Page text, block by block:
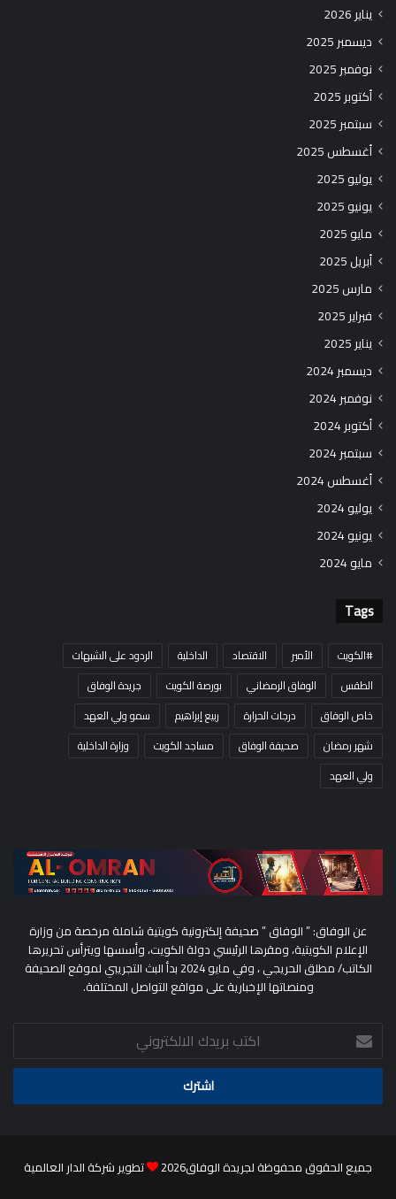
يناير 2026
ديسمبر 2025
نوفمبر 2025
أكتوبر 2025
سبتمبر 2025
أغسطس 2025
يوليو 2025
يونيو 2025
مايو 2025
أبريل 2025
مارس 2025
فبراير 2025
يناير 2025
ديسمبر 2024
نوفمبر 2024
أكتوبر 2024
سبتمبر 2024
أغسطس 2024
يوليو 2024
يونيو 2024
مايو 2024
Tags
#الكويت الأمير الاقتصاد الداخلية
الردود على الشبهات
الطقس
الوفاق الرمضاني بورصة الكويت
جريدة الوفاق
خاص الوفاق
درجات الحرارة ربيع إبراهيم
سمو ولي العهد
شهر رمضان
صحيفة الوفاق مساجد الكويت
وزارة الداخلية
ولي العهد
عن الوفاق: ” الوفاق ” صحيفة إلكترونية كويتية شاملة مرخصة من وزارة
الإعلام الكويتية، ومقرها الرئيسي دولة الكويت، وأسسها ويترأس تحريرها
الكاتب/ مطلق الحريجي ، وفي مايو 2024 بدأ البث التجريبي لموقع الصحيفة
ومنصاتها الإخبارية على مواقع التواصل المختلفة.
اكتب
بريدك
الالكتروني
جميع الحقوق محفوظة لجريدة الوفاق2026 تطوير شركة الدار العالمية